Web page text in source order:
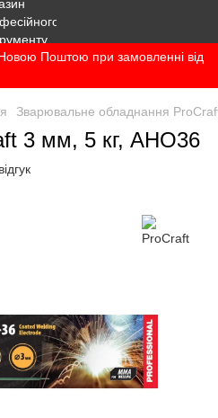
Поштою при замовленні від
Зварювальне обладнання
3 мм, 5 кг, AHO36